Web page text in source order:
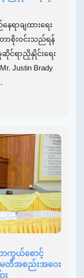
ရာချထားရေး
တာစိုးဝင်းသည်ရန်
င်ရာညှိနှိုင်းရေး
Justin Brady
ာကွယ်စောင့်
မတီအစည်းအဝေး
း